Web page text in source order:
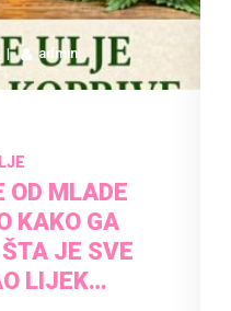
admin
OD MLADE
KAKO GA
JE SVE
LIJEK…